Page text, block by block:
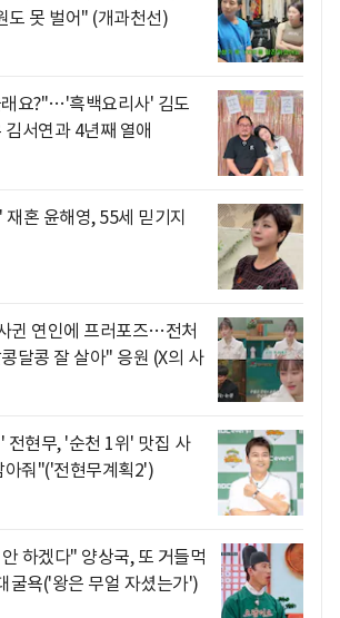
도 못 벌어" (개과천선)
요?"…'흑백요리사' 김도
김서연과 4년째 열애
혼 윤해영, 55세 믿기지
귄 연인에 프러포즈…전처
달콩 잘 살아" 응원 (X의 사
전현무, '순천 1위' 맛집 사
아줘"('전현무계획2')
하겠다" 양상국, 또 거들먹
굴욕('왕은 무얼 자셨는가')